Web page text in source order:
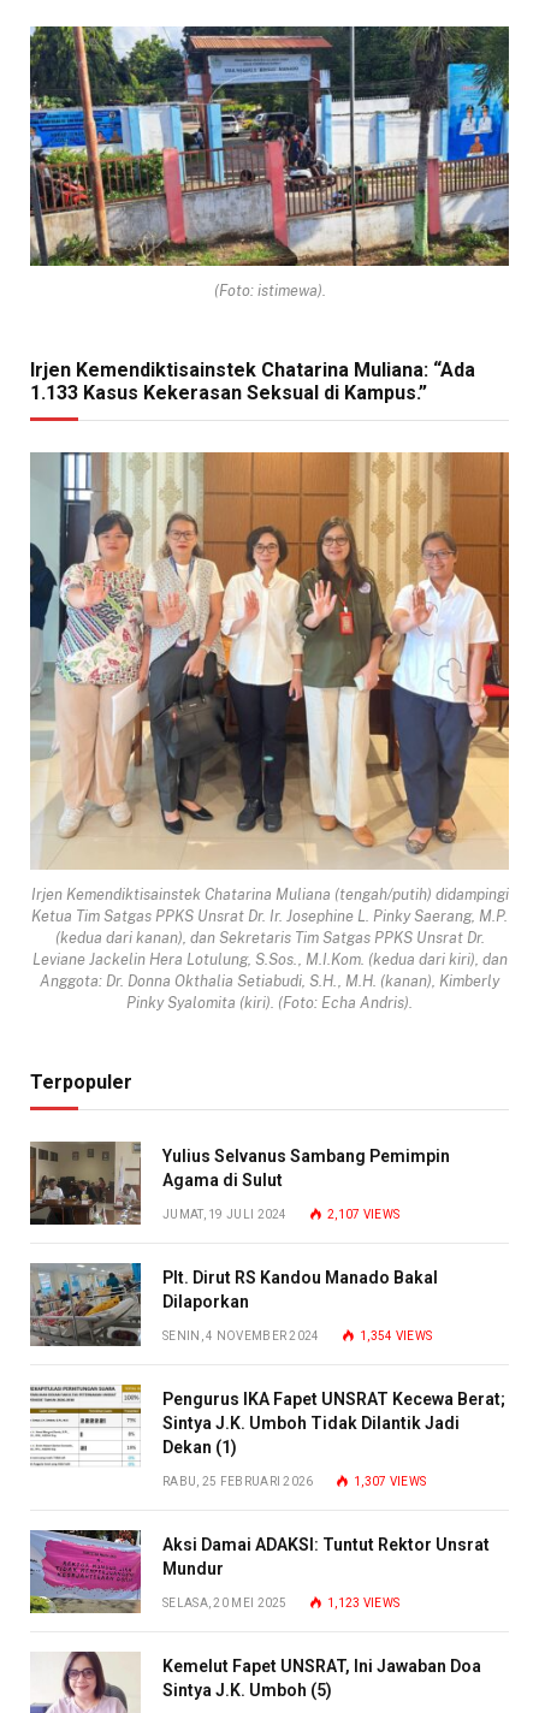
(Foto: istimewa).
Irjen Kemendiktisainstek Chatarina Muliana: “Ada
1.133 Kasus Kekerasan Seksual di Kampus.”
Irjen Kemendiktisainstek Chatarina Muliana (tengah/putih) didampingi
Ketua Tim Satgas PPKS Unsrat Dr. Ir. Josephine L. Pinky Saerang, M.P.
(kedua dari kanan), dan Sekretaris Tim Satgas PPKS Unsrat Dr.
Leviane Jackelin Hera Lotulung, S.Sos., M.I.Kom. (kedua dari kiri), dan
Anggota: Dr. Donna Okthalia Setiabudi, S.H., M.H. (kanan), Kimberly
Pinky Syalomita (kiri). (Foto: Echa Andris).
Terpopuler
Yulius Selvanus Sambang Pemimpin
Agama di Sulut
JUMAT, 19 JULI 2024 2,107 VIEWS
Plt. Dirut RS Kandou Manado Bakal
Dilaporkan
SENIN, 4 NOVEMBER 2024 1,354 VIEWS
Pengurus IKA Fapet UNSRAT Kecewa Berat;
Sintya J.K. Umboh Tidak Dilantik Jadi
Dekan (1)
RABU, 25 FEBRUARI 2026 1,307 VIEWS
Aksi Damai ADAKSI: Tuntut Rektor Unsrat
Mundur
SELASA, 20 MEI 2025 1,123 VIEWS
Kemelut Fapet UNSRAT, Ini Jawaban Doa
Sintya J.K. Umboh (5)